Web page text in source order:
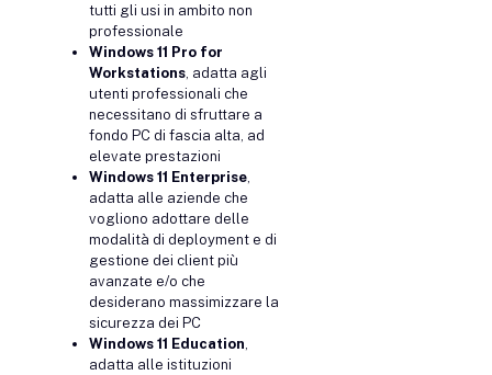
tutti gli usi in ambito non
professionale
Windows 11 Pro for
Workstations , adatta agli
utenti professionali che
necessitano di sfruttare a
fondo PC di fascia alta, ad
elevate prestazioni
Windows 11 Enterprise
adatta alle aziende che
vogliono adottare delle
modalità di deployment e di
gestione dei client più
avanzate e/o che
desiderano massimizzare la
sicurezza dei PC
Windows 11 Education
adatta alle istituzioni